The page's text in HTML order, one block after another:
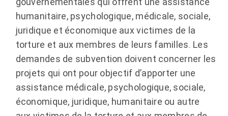
humanitaire, psychologique, médicale, sociale,
juridique et économique aux victimes de la
torture et aux membres de leurs familles. Les
demandes de subvention doivent concerner les
projets qui ont pour objectif d’apporter une
assistance médicale, psychologique, sociale,
économique, juridique, humanitaire ou autre